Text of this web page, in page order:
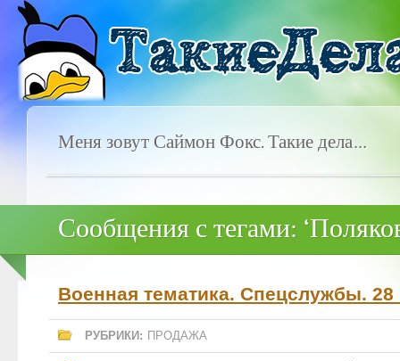
Меня зовут Саймон Фокс. Такие дела…
Сообщения с тегами:
Военная тематика. Спецслужбы. 28
РУБРИКИ: ПРОДАЖА